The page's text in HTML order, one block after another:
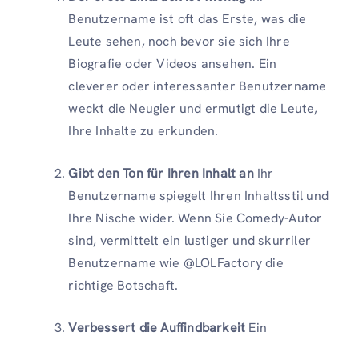
Benutzername ist oft das Erste, was die
Leute sehen, noch bevor sie sich Ihre
Biografie oder Videos ansehen. Ein
cleverer oder interessanter Benutzername
weckt die Neugier und ermutigt die Leute,
Ihre Inhalte zu erkunden.
Gibt den Ton für Ihren Inhalt anIhr
Benutzername spiegelt Ihren Inhaltsstil und
Ihre Nische wider. Wenn Sie Comedy-Autor
sind, vermittelt ein lustiger und skurriler
Benutzername wie @LOLFactory die
richtige Botschaft.
Verbessert die Auffindbarkeit Ein